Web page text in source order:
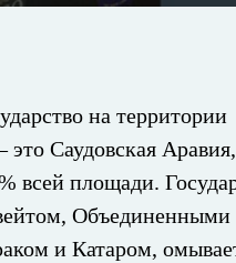
на территории
это Саудовская Аравия,
всей площади.
Объединенными
и Катаром,